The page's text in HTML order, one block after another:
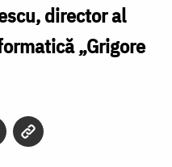
director al
„Grigore